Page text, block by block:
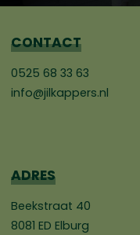
CONTACT
0525 68 33 63
info@jilkappers.nl
ADRES
Beekstraat 40
8081 ED Elburg